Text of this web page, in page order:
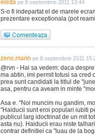
eleda pe 8 septembrie 2011 13:44
S-o fi indepartat el de marele
prezentare exceptionala (pot
zeno.marin pe 8 septembrie 2011
@rvn - Hai sa vedem: daca
ma abtin, imi permit totusi sa cred
prea sunt candidati la titlul de
asa, pentru ca aveam in minte
Asa e. "Noi muncim nu gandim,
"Haiducii sunt eroi populari iubiti
publicul larg idoctrinat de un mit
asta nu). Haiducii erau niste
contrar definitiei ca "luau de la